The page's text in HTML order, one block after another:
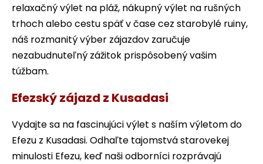
relaxačný výlet na pláž, nákupný výlet na rušných
trhoch alebo cestu späť v čase cez starobylé ruiny,
náš rozmanitý výber zájazdov zaručuje
nezabudnuteľný zážitok prispôsobený vašim
túžbam.
Efezský zájazd z Kusadasi
Vydajte sa na fascinujúci výlet s naším výletom do
Efezu z Kusadasi. Odhaľte tajomstvá starovekej
minulosti Efezu, keď naši odborníci rozprávajú